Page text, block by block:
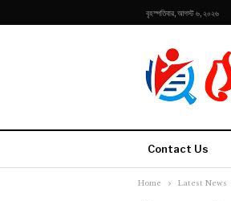
বৃহস্পতিবার, আগস্ট ৬, ২০২৬
Contact Us
Home Latest News